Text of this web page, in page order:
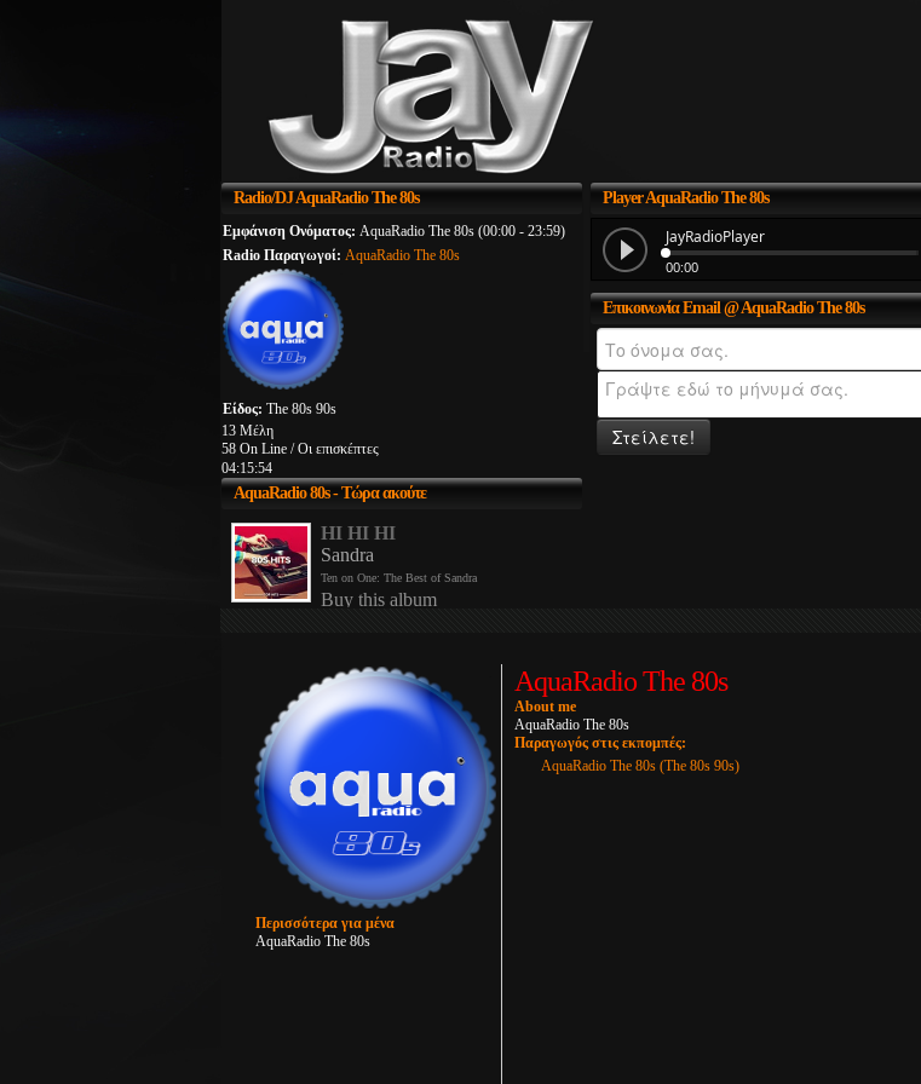
Radio/DJAquaRadio The 80s
Εμφάνιση Ονόματος: AquaRadio The 80s (00:00 - 23:59)
Radio Παραγωγοί: AquaRadio The 80s
Είδος: The 80s 90s
13 Μέλη
58 On Line / Οι επισκέπτες
04:15:54
AquaRadio80s - Τώρα ακούτε
PlayerAquaRadio The 80s
ΕπικοινωνίαEmail @ AquaRadio The 80s
Στείλετε!
Περισσότερα για μένα
AquaRadio The 80s
AquaRadio The 80s
About me
AquaRadio The 80s
Παραγωγός στις εκπομπές:
AquaRadio The 80s (The 80s 90s)